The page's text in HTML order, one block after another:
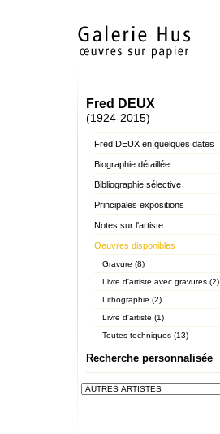
Fred DEUX
(1924-2015)
Fred DEUX en quelques dates
Biographie détaillée
Bibliographie sélective
Principales expositions
Notes sur l'artiste
Oeuvres disponibles
Gravure (8)
Livre d'artiste avec gravures (2)
Lithographie (2)
Livre d'artiste (1)
Toutes techniques (13)
Recherche personnalisée